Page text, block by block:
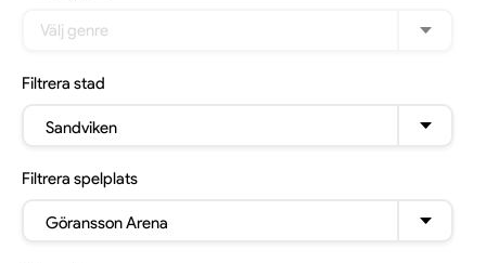
Välj genre
Filtrera stad
Sandviken
Filtrera spelplats
Göransson Arena